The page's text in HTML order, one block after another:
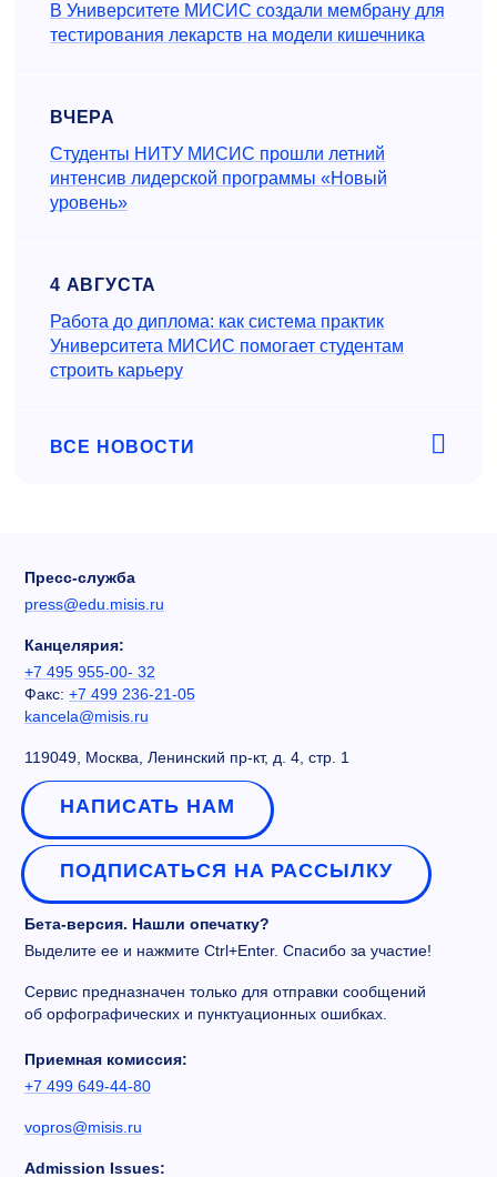
В Университете МИСИС создали мембрану для
тестирования лекарств на модели кишечника
ВЧЕРА
Студенты НИТУ МИСИС прошли летний
интенсив лидерской программы «Новый
уровень»
4 АВГУСТА
Работа до диплома: как система практик
Университета МИСИС помогает студентам
строить карьеру
ВСЕ НОВОСТИ
Пресс-служба
press@edu.misis.ru
Канцелярия:
+7 495 955-00- 32
Факс: +7 499 236-21-05
kancela@misis.ru
119049, Москва, Ленинский пр-кт, д. 4, стр. 1
НАПИСАТЬ НАМ
ПОДПИСАТЬСЯ НА РАССЫЛКУ
Бета-версия. Нашли опечатку?
Выделите ее и нажмите Ctrl+Enter. Спасибо за участие!
Сервис предназначен только для отправки сообщений
об орфографических и пунктуационных ошибках.
Приемная комиссия:
+7 499 649-44-80
vopros@misis.ru
Admission Issues: